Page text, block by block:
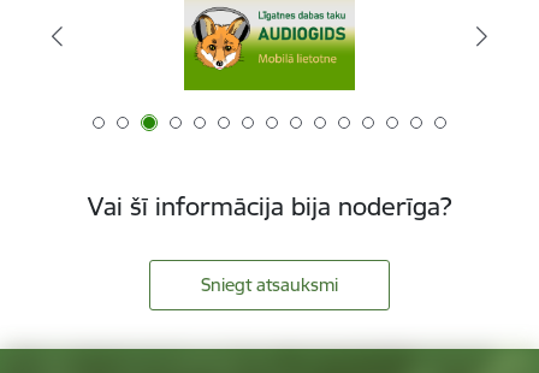
Vai šī informācija bija noderīga?
Sniegt atsauksmi